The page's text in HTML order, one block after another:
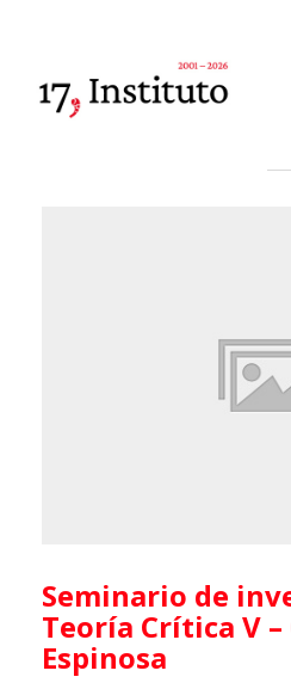
Seminario de investigación en
Teoría Crítica V
Espinosa